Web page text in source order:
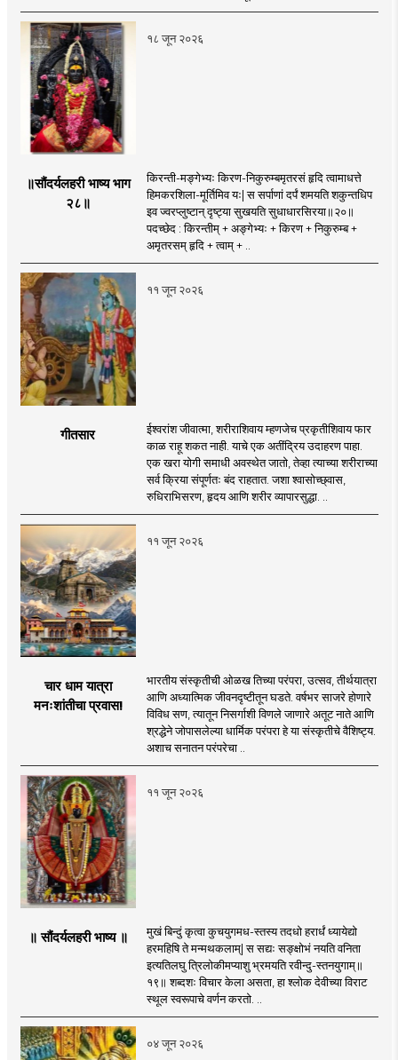
१८ जून २०२६
॥सौंदर्यलहरी भाष्य भाग
२८॥
किरन्ती-मङ्गेभ्यः किरण-निकुरुम्बमृतरसं हृदि त्वामाधत्ते
हिमकरशिला-मूर्तिमिव यः| स सर्पाणां दर्पं शमयति शकुन्तधिप
इव ज्वरप्लुष्टान् दृष्ट्या सुखयति सुधाधारसिरया॥२०॥
पदच्छेद : किरन्तीम् + अङ्गेभ्यः + किरण + निकुरुम्ब +
अमृतरसम् हृदि + त्वाम् + ..
११ जून २०२६
गीतसार
ईश्वरांश जीवात्मा, शरीराशिवाय म्हणजेच प्रकृतीशिवाय फार
काळ राहू शकत नाही. याचे एक अतींद्रिय उदाहरण पाहा.
एक खरा योगी समाधी अवस्थेत जातो, तेव्हा त्याच्या शरीराच्या
सर्व क्रिया संपूर्णतः बंद राहतात. जशा श्वासोच्छ्वास,
रुधिराभिसरण, हृदय आणि शरीर व्यापारसुद्धा. ..
११ जून २०२६
चार धाम यात्रा
मनःशांतीचा प्रवास!
भारतीय संस्कृतीची ओळख तिच्या परंपरा, उत्सव, तीर्थयात्रा
आणि अध्यात्मिक जीवनदृष्टीतून घडते. वर्षभर साजरे होणारे
विविध सण, त्यातून निसर्गाशी विणले जाणारे अतूट नाते आणि
श्रद्धेने जोपासलेल्या धार्मिक परंपरा हे या संस्कृतीचे वैशिष्ट्य.
अशाच सनातन परंपरेचा ..
११ जून २०२६
॥ सौंदर्यलहरी भाष्य ॥
मुखं बिन्दुं कृत्वा कुचयुगमध-स्तस्य तदधो हरार्धं ध्यायेद्यो
हरमहिषि ते मन्मथकलाम्| स सद्यः सङ्क्षोभं नयति वनिता
इत्यतिलघु त्रिलोकीमप्याशु भ्रमयति रवीन्दु-स्तनयुगाम्॥
१९॥ शब्दशः विचार केला असता, हा श्लोक देवीच्या विराट
स्थूल स्वरूपाचे वर्णन करतो. ..
०४ जून २०२६